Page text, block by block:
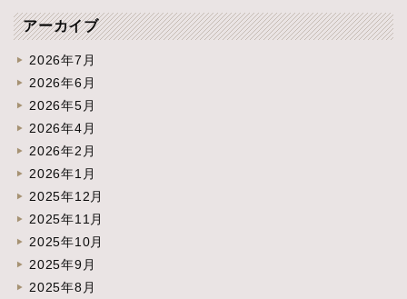
アーカイブ
2026年7月
2026年6月
2026年5月
2026年4月
2026年2月
2026年1月
2025年12月
2025年11月
2025年10月
2025年9月
2025年8月